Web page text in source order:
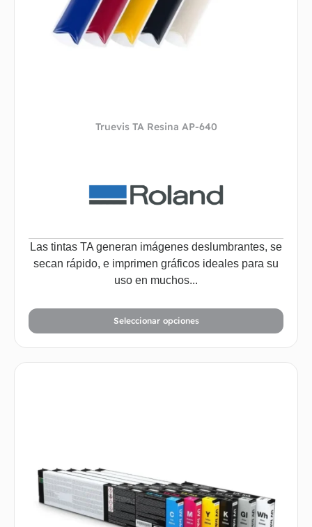
Truevis TA Resina AP-640
Las tintas TA generan imágenes deslumbrantes, se
secan rápido, e imprimen gráficos ideales para su
uso en muchos...
Seleccionar opciones